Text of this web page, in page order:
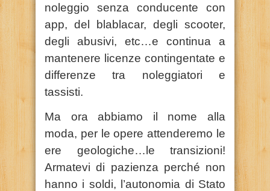
noleggio senza conducente con
app, del blablacar, degli scooter,
degli abusivi, etc…e continua a
mantenere licenze contingentate e
differenze tra noleggiatori e
tassisti.
Ma ora abbiamo il nome alla
moda, per le opere attenderemo le
ere geologiche…le transizioni!
Armatevi di pazienza perché non
hanno i soldi, l’autonomia di Stato